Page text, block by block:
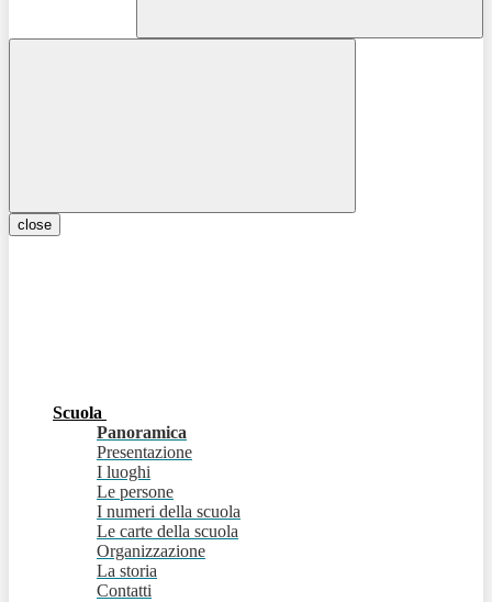
close
Scuola
Panoramica
Presentazione
I luoghi
Le persone
I numeri della scuola
Le carte della scuola
Organizzazione
La storia
Contatti